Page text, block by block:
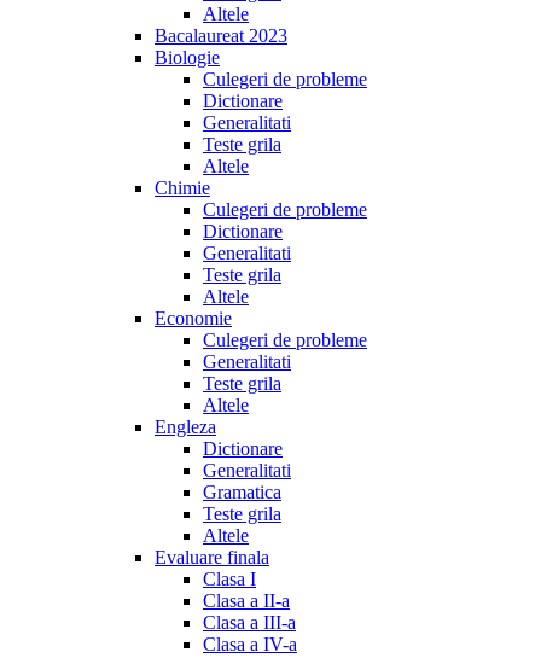
Altele
Bacalaureat 2023
Biologie
Culegeri de probleme
Dictionare
Generalitati
Teste grila
Altele
Chimie
Culegeri de probleme
Dictionare
Generalitati
Teste grila
Altele
Economie
Culegeri de probleme
Generalitati
Teste grila
Altele
Engleza
Dictionare
Generalitati
Gramatica
Teste grila
Altele
Evaluare finala
Clasa I
Clasa a II-a
Clasa a III-a
Clasa a IV-a